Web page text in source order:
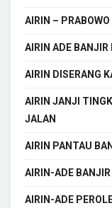
AIRIN – PRABOWO
AIRIN ADE BANJIR
AIRIN DISERANG
AIRIN JANJI
JALAN
AIRIN PANTAU
AIRIN-ADE
AIRIN-ADE